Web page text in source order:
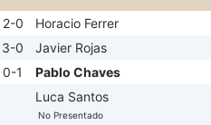
2-0
Horacio Ferrer
3-0
Javier Rojas
0-1
Pablo Chaves
Luca Santos
No Presentado